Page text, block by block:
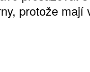
protože mají